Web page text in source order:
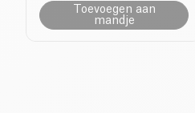
Toevoegen aan
mandje